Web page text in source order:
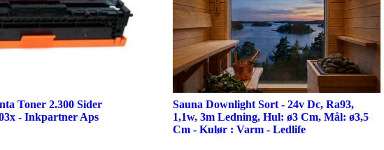
Toner 2.300 Sider
- Inkpartner Aps
Sauna Downlight Sort - 24v Dc, Ra93,
1,1w, 3m Ledning, Hul: ø3 Cm, Mål: ø3,5
Cm - Kulør : Varm - Ledlife